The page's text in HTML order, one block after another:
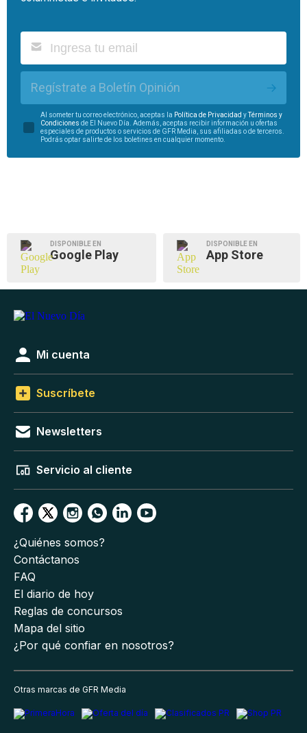
Regístrate a Boletín Opinión
Al someter tu correo electrónico, aceptas la Política de Privacidad yTérminos y
Condiciones de El Nuevo Día. Además, aceptas recibir información u ofertas
especiales de productos o servicios de GFR Media, sus afiliadas o de terceros.
Podrás optar salirte de los boletines en cualquier momento.
DISPONIBLE EN
Google Play
DISPONIBLE EN
App Store
Mi cuenta
Suscríbete
Newsletters
Servicio al cliente
¿Quiénes somos?
Contáctanos
FAQ
El diario de hoy
Reglas de concursos
Mapa del sitio
¿Por qué confiar en nosotros?
Otras marcas de GFR Media